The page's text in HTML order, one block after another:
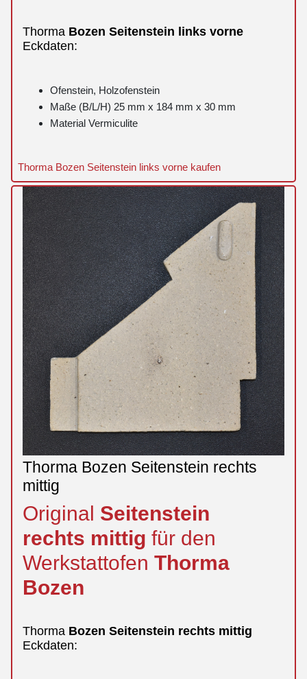
Thorma Bozen Seitenstein links vorne
Eckdaten:
Ofenstein, Holzofenstein
Maße (B/L/H) 25 mm x 184 mm x 30 mm
Material Vermiculite
Thorma Bozen Seitenstein links vorne kaufen
Thorma Bozen Seitenstein rechts
mittig
Original Seitenstein
rechts mittig für den
Werkstattofen Thorma
Bozen
Thorma Bozen Seitenstein rechts mittig
Eckdaten: